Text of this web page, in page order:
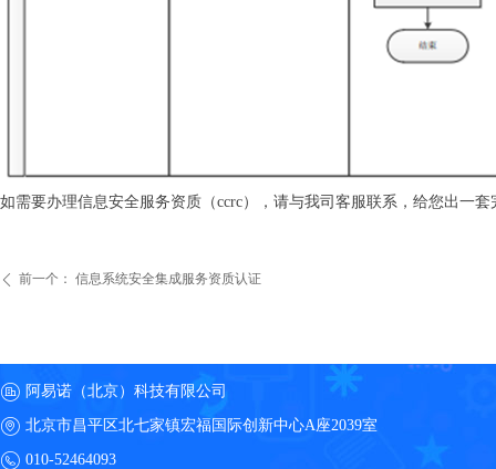
如需要办理信息安全服务资质（ccrc），请与我司客服联系，给您出一套
ꄴ 前一个： 信息系统安全集成服务资质认证
阿易诺（北京）科技有限公司
北京市昌平区北七家镇宏福国际创新中心A座2039室
010-52464093